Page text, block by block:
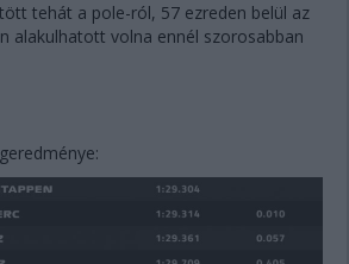
tehát a pole-ról, 57 ezreden belül az
alakulhatott volna ennél szorosabban